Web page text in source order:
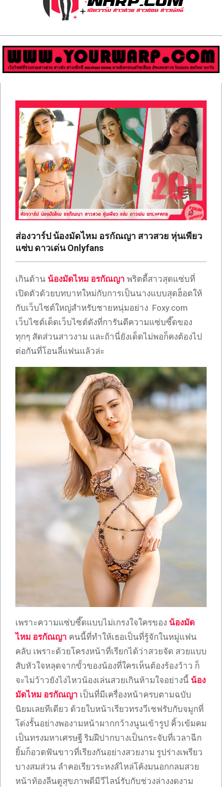
ส่อง
วาร์
ป
สวย
มีชื่อ
เสียง
คน
ดัง
คน
กระแส
เซ็กซี่
ONLYFANS
TIKTOK
Navigation
ส่องวาร์ป น้องมัดไหม อรกัณญา สาวสวย หุ่นเพียว
แซ่บ ดาวเด่น Onlyfans
เกินต้าน น้องมัดไหม อรกัณญา พริตตี้สาวสุดแซ่บที่
เปิดตัวด้วยบทบาทใหม่กับการเป็นนางแบบสุดฮ็อตให้
กับเว็บไซต์ใหญ่สำหรับชายหนุ่มอย่าง Foxy.com
เว็บไซต์เด็ดเว็บไซต์ดังที่การันตีความแซ่บซี๊ดของ
ทุกๆ สัดส่วนสาวงาม และถ้านี่ยังเด็ดไม่พอก็คงต้องไป
ต่อกันที่โอนลี่แฟนแล้วล่ะ
เพราะความแซ่บซี๊ดแบบไม่เกรงใจใครของ น้องมัด
ไหม อรกัณญา คนนี้ที่ทำให้เธอเป็นที่รู้จักในหมู่แฟน
คลับ เพราะด้วยโครงหน้าที่เรียกได้ว่าสวยจัด สวยแบบ
สับหัวใจหลุดจากขั้วของน้องที่ใครเห็นต้องร้องว้าว ก็
จะไม่ว้าวยังไงไหวน้องเล่นสวยเกินห้ามใจอย่างนี้ น้อง
มัดไหม อรกัณญา เป็นที่มีเครื่องหน้าครบตามฉบับ
นิยมเลยทีเดียว ด้วยใบหน้าเรียวทรงวีเชฟรับกับจมูกที่
โด่งรั้นอย่างพองามหน้าผากกว้างนูนเข้ารูป คิ้วเข้มคม
เป็นทรงมหาเศรษฐี ริมฝีปากบางเป็นกระจับที่เวลาฉีก
ยิ้มก็อวดฟันขาวที่เรียงกันอย่างสวยงาม รูปร่างเพรียว
บางสมส่วน ลำคอเรียวระหงส์ไหล่โค้งมนอกกลมสวย
หน้าท้องลีนดูสุขภาพดีมีวีไลน์รับกับช่วงล่างงดงาม